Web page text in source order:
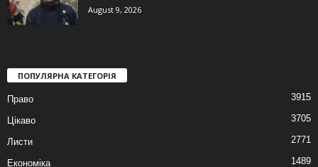
August 9, 2026
ПОПУЛЯРНА КАТЕГОРІЯ
Право 3915
Цікаво 3705
Листи 2771
Економіка 1489